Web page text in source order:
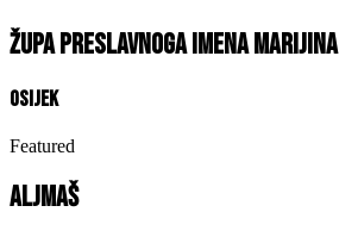
Župa Preslavnoga Imena Marijina
Osijek
Featured
Aljmaš